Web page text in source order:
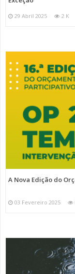
29 Abril 2025 2 K
A Nova Edição do
03 Fevereiro 2025